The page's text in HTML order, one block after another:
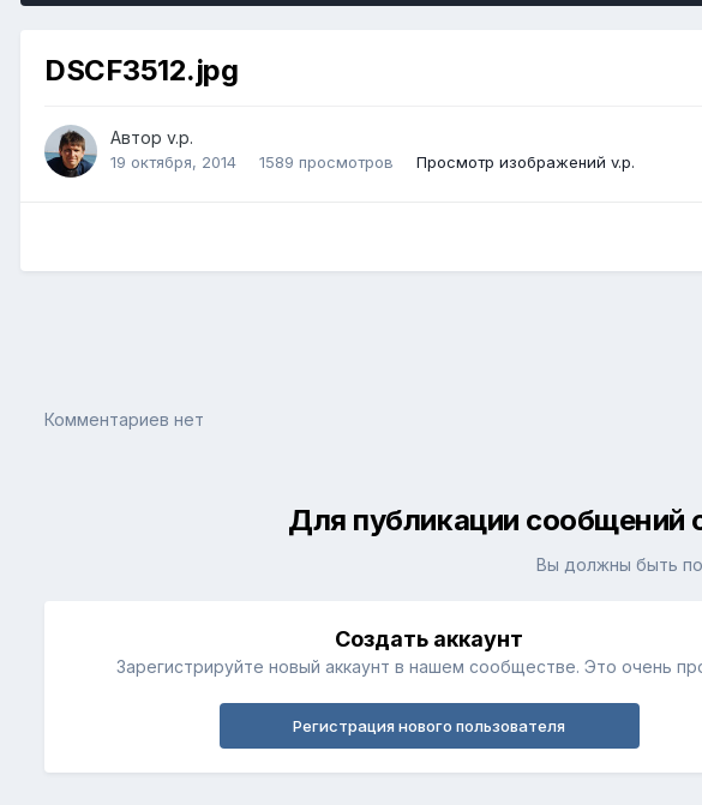
DSCF3512.jpg
Автор v.p.
19 октября, 2014 1589 просмотров Просмотр изображений v.p.
Комментариев нет
Для публикации сообщений
Вы должны быть
Создать аккаунт
Зарегистрируйте новый аккаунт в нашем сообществе. Это очень
Регистрация нового пользователя